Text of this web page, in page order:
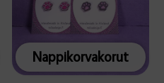
Nappikorvakorut